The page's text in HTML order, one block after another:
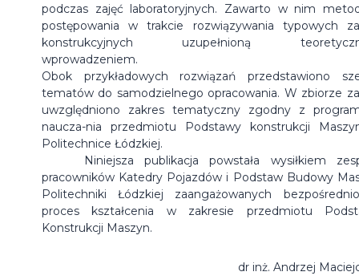
podczas zajęć laboratoryjnych. Zawarto w nim
postępowania w trakcie rozwiązywania typowych
konstrukcyjnych uzupełnioną
wprowadzeniem.
Obok przykładowych rozwiązań przedstawiono
tematów do samodzielnego opracowania. W zbiorze
uwzględniono zakres tematyczny zgodny z
naucza-nia przedmiotu Podstawy konstrukcji
Politechnice Łódzkiej.
Niniejsza publikacja powstała wysiłkiem
pracowników Katedry Pojazdów i Podstaw Budowy
Politechniki Łódzkiej zaangażowanych
proces kształcenia w zakresie przedmiotu
Konstrukcji Maszyn.
dr inż. Andrzej